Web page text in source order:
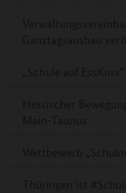
Ganztagsausbau
„Schule auf
Hessischer
Main-Taunus
Wettbewerb
Thüringen ist